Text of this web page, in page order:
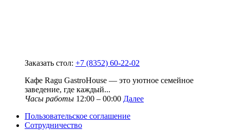
Заказать стол: +7 (8352) 60-22-02
Кафе Ragu GastroHouse — это уютное семейное
заведение, где каждый...
Часы работы 12:00 – 00:00 Далее
Пользовательское соглашение
Сотрудничество